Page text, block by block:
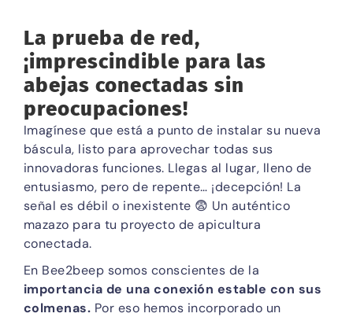
La prueba de red,
¡imprescindible para las
abejas conectadas sin
preocupaciones!
Imagínese que está a punto de instalar su nueva
báscula, listo para aprovechar todas sus
innovadoras funciones. Llegas al lugar, lleno de
entusiasmo, pero de repente… ¡decepción! La
señal es débil o inexistente 😨 Un auténtico
mazazo para tu proyecto de apicultura
conectada.
En Bee2beep somos conscientes de la
importancia de una conexión estable con sus
colmenas. Por eso hemos incorporado un